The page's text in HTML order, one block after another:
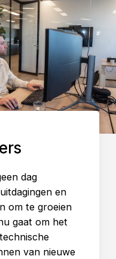
dag
en
om te groeien
gaat om het
van nieuwe